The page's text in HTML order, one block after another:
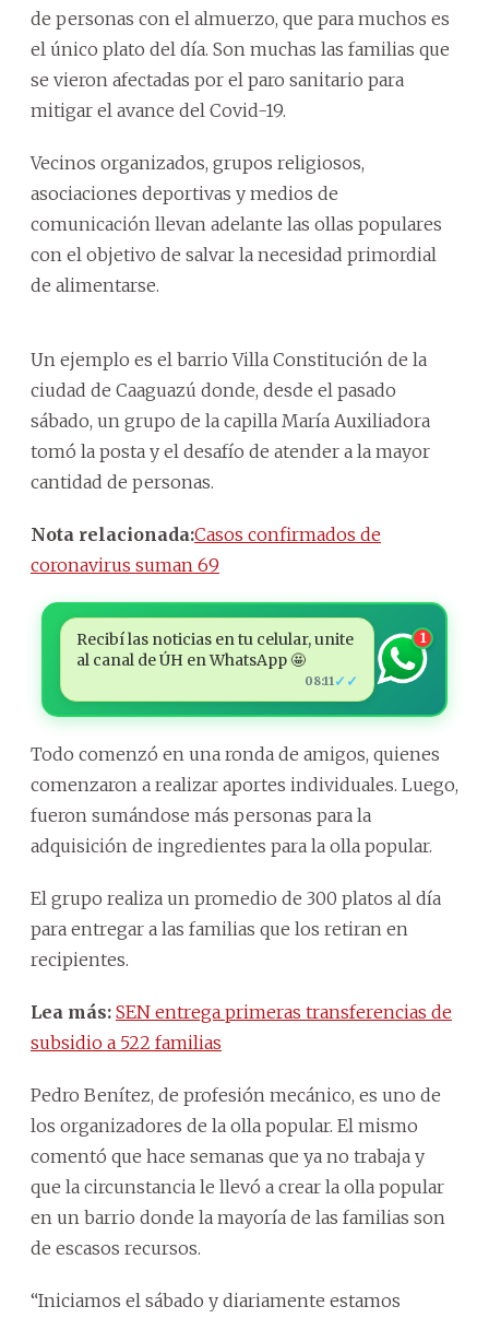
de personas con el almuerzo, que para muchos es
el único plato del día. Son muchas las familias que
se vieron afectadas por el paro sanitario para
mitigar el avance del Covid-19.
Vecinos organizados, grupos religiosos,
asociaciones deportivas y medios de
comunicación llevan adelante las ollas populares
con el objetivo de salvar la necesidad primordial
de alimentarse.
Un ejemplo es el barrio Villa Constitución de la
ciudad de Caaguazú donde, desde el pasado
sábado, un grupo de la capilla María Auxiliadora
tomó la posta y el desafío de atender a la mayor
cantidad de personas.
Nota relacionada:Casos confirmados de
coronavirus suman 69
Recibí las noticias en tu celular, unite
al canal de ÚH en WhatsApp 🤩
08:11 ✓✓
1
Todo comenzó en una ronda de amigos, quienes
comenzaron a realizar aportes individuales. Luego,
fueron sumándose más personas para la
adquisición de ingredientes para la olla popular.
El grupo realiza un promedio de 300 platos al día
para entregar a las familias que los retiran en
recipientes.
Lea más: SEN entrega primeras transferencias de
subsidio a 522 familias
Pedro Benítez, de profesión mecánico, es uno de
los organizadores de la olla popular. El mismo
comentó que hace semanas que ya no trabaja y
que la circunstancia le llevó a crear la olla popular
en un barrio donde la mayoría de las familias son
de escasos recursos.
“Iniciamos el sábado y diariamente estamos